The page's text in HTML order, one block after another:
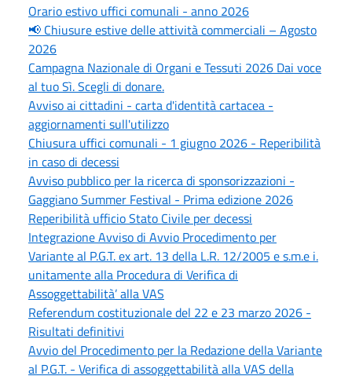
Orario estivo uffici comunali - anno 2026
📢 Chiusure estive delle attività commerciali – Agosto
2026
Campagna Nazionale di Organi e Tessuti 2026 Dai voce
al tuo Sì. Scegli di donare.
Avviso ai cittadini - carta d'identità cartacea -
aggiornamenti sull'utilizzo
Chiusura uffici comunali - 1 giugno 2026 - Reperibilità
in caso di decessi
Avviso pubblico per la ricerca di sponsorizzazioni -
Gaggiano Summer Festival - Prima edizione 2026
Reperibilità ufficio Stato Civile per decessi
Integrazione Avviso di Avvio Procedimento per
Variante al P.G.T. ex art. 13 della L.R. 12/2005 e s.m.e i.
unitamente alla Procedura di Verifica di
Assoggettabilità’ alla VAS
Referendum costituzionale del 22 e 23 marzo 2026 -
Risultati definitivi
Avvio del Procedimento per la Redazione della Variante
al P.G.T. - Verifica di assoggettabilità alla VAS della